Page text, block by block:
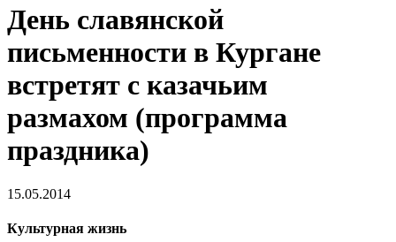
День славянской
письменности в Кургане
встретят с казачьим
размахом (программа
праздника)
15.05.2014
Культурная жизнь